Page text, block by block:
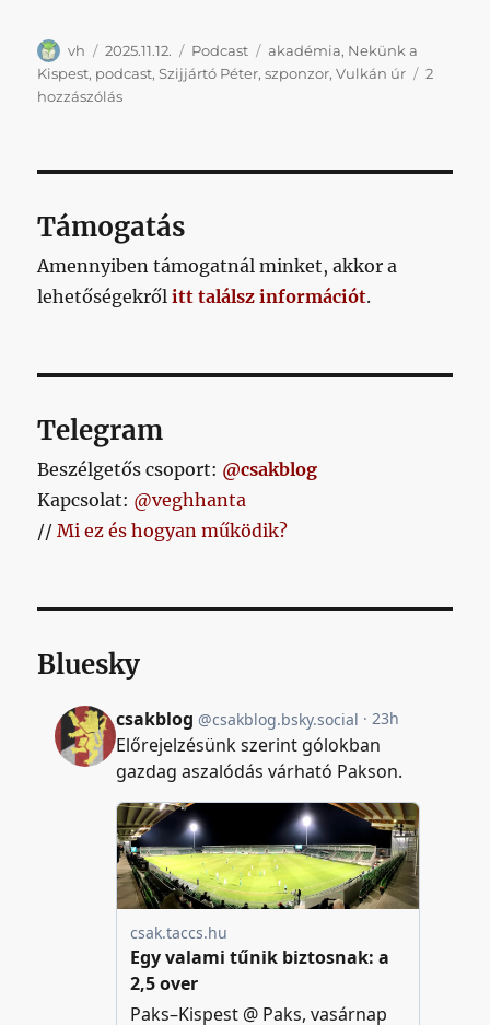
Szerző
vh Közzétéve
2025.11.12. Kategória
Podcast Címke
akadémia, Nekünk a
Kispest, podcast,Szijjártó Péter,szponzor,Vulkán úr
2
hozzászólásElnökség,
fejlesztések
című
bejegyzéshez
Támogatás
Amennyiben támogatnál minket, akkor a
lehetőségekrőlitt találsz információt.
Telegram
Beszélgetős csoport: @csakblog
Kapcsolat: @veghhanta
//Mi ez és hogyan működik?
Bluesky